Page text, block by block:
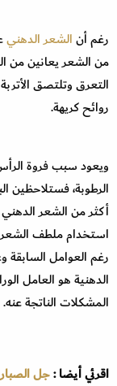
رغم أنالشعر الدهني
من الشعر يعانين من
التعرق وتلتصق
روائح كريهة.
ويعود سبب فروة
الرطوبة، فستلاحظين
أكثر من الشعر
استخدام ملطف الشعر
رغم العوامل السابقة
الدهنية هو العامل
المشكلات الناتجة عنه.
اقرئي أيضا :جل